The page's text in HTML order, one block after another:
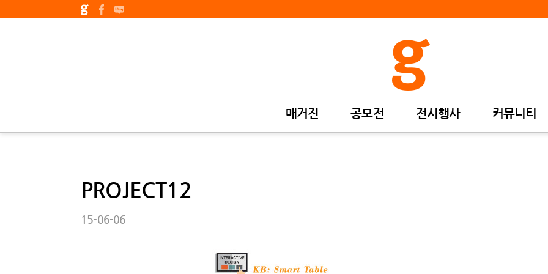
매거진 공모전 전시행사 커뮤니티
PROJECT12
15-06-06